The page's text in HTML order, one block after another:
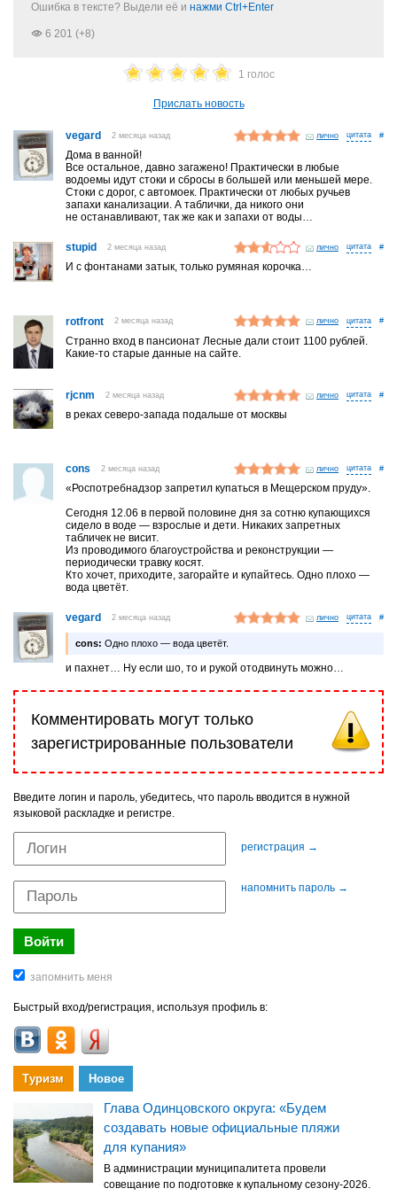
Ошибка в тексте? Выдели её и нажми Ctrl+Enter
6 201 (+8)
1 голос
Прислать новость
vegard 2 месяца назад лично #
Дома в ванной!
Все остальное, давно загажено! Практически в любые
водоемы идут стоки и сбросы в большей или меньшей мере.
Стоки с дорог, с автомоек. Практически от любых ручьев
запахи канализации. А таблички, да никого они
не останавливают, так же как и запахи от воды…
stupid 2 месяца назад лично #
И с фонтанами затык, только румяная корочка…
rotfront 2 месяца назад лично #
Странно вход в пансионат Лесные дали стоит 1100 рублей.
Какие-то старые данные на сайте.
rjcnm 2 месяца назад лично #
в реках северо-запада подальше от москвы
cons 2 месяца назад лично #
«Роспотребнадзор запретил купаться в Мещерском пруду».
Сегодня 12.06 в первой половине дня за сотню купающихся
сидело в воде — взрослые и дети. Никаких запретных
табличек не висит.
Из проводимого благоустройства и реконструкции —
периодически травку косят.
Кто хочет, приходите, загорайте и купайтесь. Одно плохо —
вода цветёт.
vegard 2 месяца назад лично #
cons: Одно плохо — вода цветёт.
и пахнет… Ну если шо, то и рукой отодвинуть можно…
Комментировать могут только
зарегистрированные пользователи
Введите логин и пароль, убедитесь, что пароль вводится в нужной
языковой раскладке и регистре.
регистрация →
напомнить пароль →
Быстрый вход/регистрация, используя профиль в:
Туризм Новое
Глава Одинцовского округа: «Будем
создавать новые официальные пляжи
для купания»
В администрации муниципалитета провели
совещание по подготовке к купальному сезону-2026.